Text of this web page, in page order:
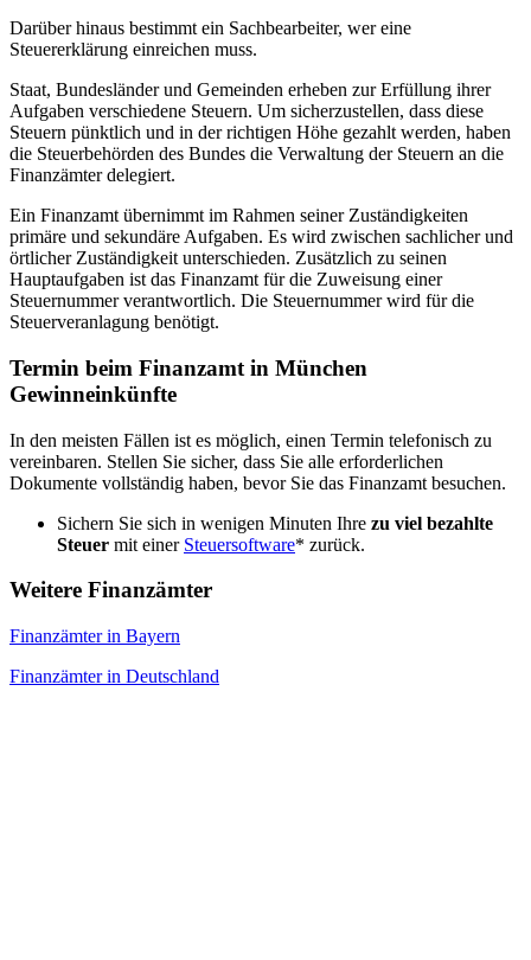
Darüber hinaus bestimmt ein Sachbearbeiter, wer eine
Steuererklärung einreichen muss.
Staat, Bundesländer und Gemeinden erheben zur Erfüllung ihrer
Aufgaben verschiedene Steuern. Um sicherzustellen, dass diese
Steuern pünktlich und in der richtigen Höhe gezahlt werden, haben
die Steuerbehörden des Bundes die Verwaltung der Steuern an die
Finanzämter delegiert.
Ein Finanzamt übernimmt im Rahmen seiner Zuständigkeiten
primäre und sekundäre Aufgaben. Es wird zwischen sachlicher und
örtlicher Zuständigkeit unterschieden. Zusätzlich zu seinen
Hauptaufgaben ist das Finanzamt für die Zuweisung einer
Steuernummer verantwortlich. Die Steuernummer wird für die
Steuerveranlagung benötigt.
Termin beim Finanzamt in München
Gewinneinkünfte
In den meisten Fällen ist es möglich, einen Termin telefonisch zu
vereinbaren. Stellen Sie sicher, dass Sie alle erforderlichen
Dokumente vollständig haben, bevor Sie das Finanzamt besuchen.
Sichern Sie sich in wenigen Minuten Ihre zu viel bezahlte
Steuer mit einer Steuersoftware* zurück.
Weitere Finanzämter
Finanzämter in Bayern
Finanzämter in Deutschland